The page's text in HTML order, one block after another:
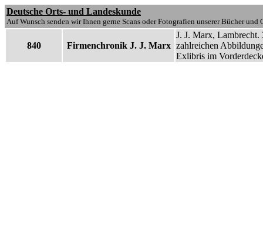
Deutsche Orts- und Landeskunde
Auf Wunsch senden wir Ihnen gerne Scans oder Fotografien unserer Bücher und
840 Firmenchronik J. J. Marx
J. J. Marx, Lambrecht.
zahlreichen
Exlibris im